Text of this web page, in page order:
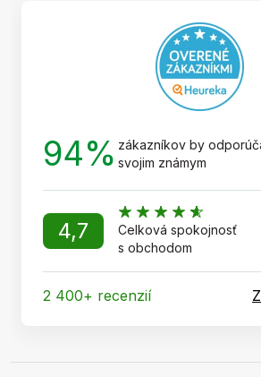
94% zákazníkov by
svojim známym
4,7
Celková spokojnosť
s obchodom
2 400+ recenzií